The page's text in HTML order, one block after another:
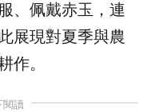
、佩戴赤玉，連
展現對夏季與農
作。
閱讀